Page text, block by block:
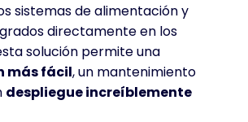
sistemas de alimentación y
directamente en los
solución permite una
más fácil, un mantenimiento
despliegue increíblemente